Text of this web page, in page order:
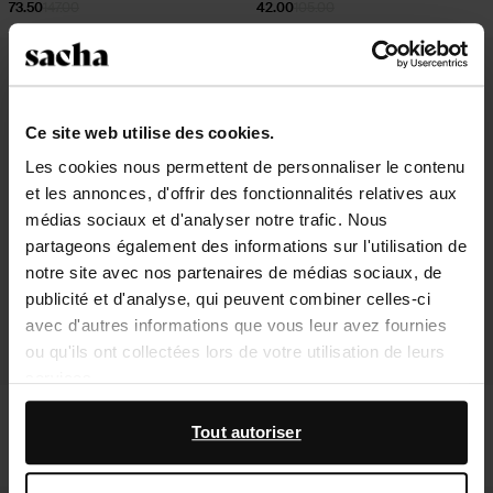
Ce site web utilise des cookies.
Les cookies nous permettent de personnaliser le contenu
et les annonces, d'offrir des fonctionnalités relatives aux
médias sociaux et d'analyser notre trafic. Nous
partageons également des informations sur l'utilisation de
notre site avec nos partenaires de médias sociaux, de
publicité et d'analyse, qui peuvent combiner celles-ci
avec d'autres informations que vous leur avez fournies
ou qu'ils ont collectées lors de votre utilisation de leurs
En outre, nous travaillons avec Google à des fins de
publicité et de mesure. Vous pouvez en savoir plus sur la
Tout autoriser
73.50 42.00